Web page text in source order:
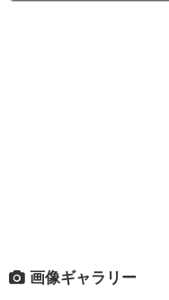
画像ギャラリー